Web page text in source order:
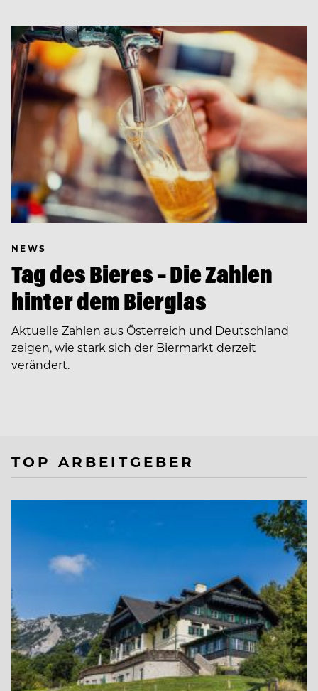
NEWS
Tag des Bieres – Die Zahlen
hinter dem Bierglas
Aktuelle Zahlen aus Österreich und Deutschland
zeigen, wie stark sich der Biermarkt derzeit
verändert.
TOP ARBEITGEBER